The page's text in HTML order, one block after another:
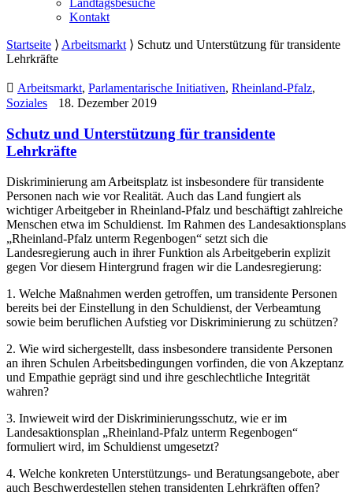
Landtagsbesuche
Kontakt
Startseite ⟩ Arbeitsmarkt ⟩ Schutz und Unterstützung für transidente
Lehrkräfte
Arbeitsmarkt, Parlamentarische Initiativen, Rheinland-Pfalz,
Soziales
18. Dezember 2019
Schutz und Unterstützung für transidente
Lehrkräfte
Diskriminierung am Arbeitsplatz ist insbesondere für transidente
Personen nach wie vor Realität. Auch das Land fungiert als
wichtiger Arbeitgeber in Rheinland-Pfalz und beschäftigt zahlreiche
Menschen etwa im Schuldienst. Im Rahmen des Landesaktionsplans
„Rheinland-Pfalz unterm Regenbogen“ setzt sich die
Landesregierung auch in ihrer Funktion als Arbeitgeberin explizit
gegen Vor diesem Hintergrund fragen wir die Landesregierung:
1. Welche Maßnahmen werden getroffen, um transidente Personen
bereits bei der Einstellung in den Schuldienst, der Verbeamtung
sowie beim beruflichen Aufstieg vor Diskriminierung zu schützen?
2. Wie wird sichergestellt, dass insbesondere transidente Personen
an ihren Schulen Arbeitsbedingungen vorfinden, die von Akzeptanz
und Empathie geprägt sind und ihre geschlechtliche Integrität
wahren?
3. Inwieweit wird der Diskriminierungsschutz, wie er im
Landesaktionsplan „Rheinland-Pfalz unterm Regenbogen“
formuliert wird, im Schuldienst umgesetzt?
4. Welche konkreten Unterstützungs- und Beratungsangebote, aber
auch Beschwerdestellen stehen transidenten Lehrkräften offen?